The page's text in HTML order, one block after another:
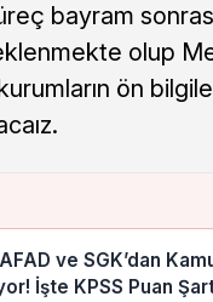
bayram
olup
ön
ve SGK’dan
İşte KPSS Puan